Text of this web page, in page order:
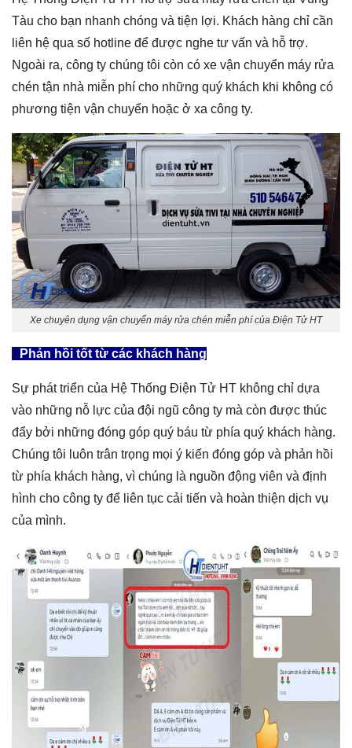
Tàu cho bạn nhanh chóng và tiện lợi. Khách hàng chỉ cần
liên hệ qua số hotline để được nghe tư vấn và hỗ trợ.
Ngoài ra, công ty chúng tôi còn có xe vận chuyển máy rửa
chén tận nhà miễn phí cho những quý khách khi không có
phương tiện vận chuyển hoặc ở xa công ty.
Xe chuyên dụng vận chuyển máy rửa chén miễn phí của Điện Tử HT
Phản hồi tốt từ các khách hàng
Sự phát triển của Hệ Thống Điện Tử HT không chỉ dựa
vào những nỗ lực của đội ngũ công ty mà còn được thúc
đẩy bởi những đóng góp quý báu từ phía quý khách hàng.
Chúng tôi luôn trân trọng mọi ý kiến đóng góp và phản hồi
từ phía khách hàng, vì chúng là nguồn động viên và định
hình cho công ty để liên tục cải tiến và hoàn thiện dịch vụ
của mình.